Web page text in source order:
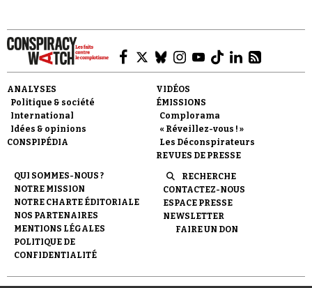
Faire un don
Demander à Vera
ANALYSES
Politique & société
International
Idées & opinions
CONSPIPÉDIA
VIDÉOS
ÉMISSIONS
Complorama
« Réveillez-vous ! »
Les Déconspirateurs
REVUES DE PRESSE
QUI SOMMES-NOUS ?
NOTRE MISSION
NOTRE CHARTE ÉDITORIALE
NOS PARTENAIRES
MENTIONS LÉGALES
POLITIQUE DE
CONFIDENTIALITÉ
RECHERCHE
CONTACTEZ-NOUS
ESPACE PRESSE
NEWSLETTER
FAIRE UN DON